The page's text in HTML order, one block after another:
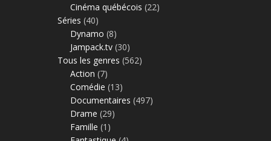
Cinéma québécois (22)
Séries (40)
Dynamo (8)
Jampack.tv (30)
Tous les genres (562)
Action (7)
Comédie (13)
Documentaires (497)
Drame (29)
Famille (1)